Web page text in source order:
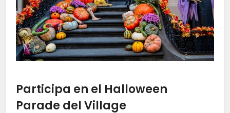
Participa en el Halloween
Parade del Village